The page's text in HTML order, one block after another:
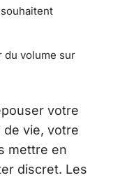
du volume sur
votre
vie, votre
mettre en
discret. Les